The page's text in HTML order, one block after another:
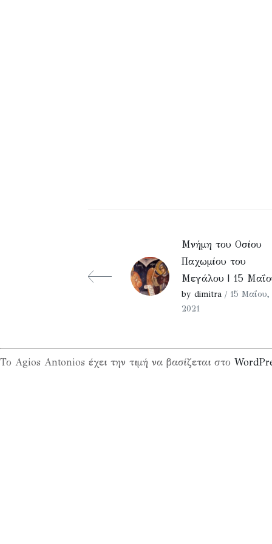
Μνήμη του Οσίου
Παχωμίου του
Μεγάλου | 15
by dimitra / 15 Μαΐου,
2021
Το Agios Antonios έχει την τιμή να βασίζεται στο